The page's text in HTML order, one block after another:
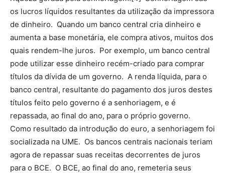
os lucros líquidos resultantes da utilização da impressora
de dinheiro. Quando um banco central cria dinheiro e
aumenta a base monetária, ele compra ativos, muitos dos
quais rendem-lhe juros. Por exemplo, um banco central
pode utilizar esse dinheiro recém-criado para comprar
títulos da dívida de um governo. A renda líquida, para o
banco central, resultante do pagamento dos juros destes
títulos feito pelo governo é a senhoriagem, e é
repassada, ao final do ano, para o próprio governo.
Como resultado da introdução do euro, a senhoriagem foi
socializada na UME. Os bancos centrais nacionais teriam
agora de repassar suas receitas decorrentes de juros
para o BCE. O BCE, ao final do ano, remeteria seus